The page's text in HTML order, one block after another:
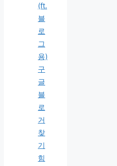
(ft.
블
로
그
용)
구
글
블
로
거
찾
기
힘